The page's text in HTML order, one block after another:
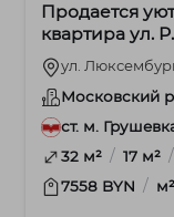
Продается
квартира ул.
остановках от
ул.
Московский
ст. м.
32 м² / 17 м² /
7558 BYN / м²